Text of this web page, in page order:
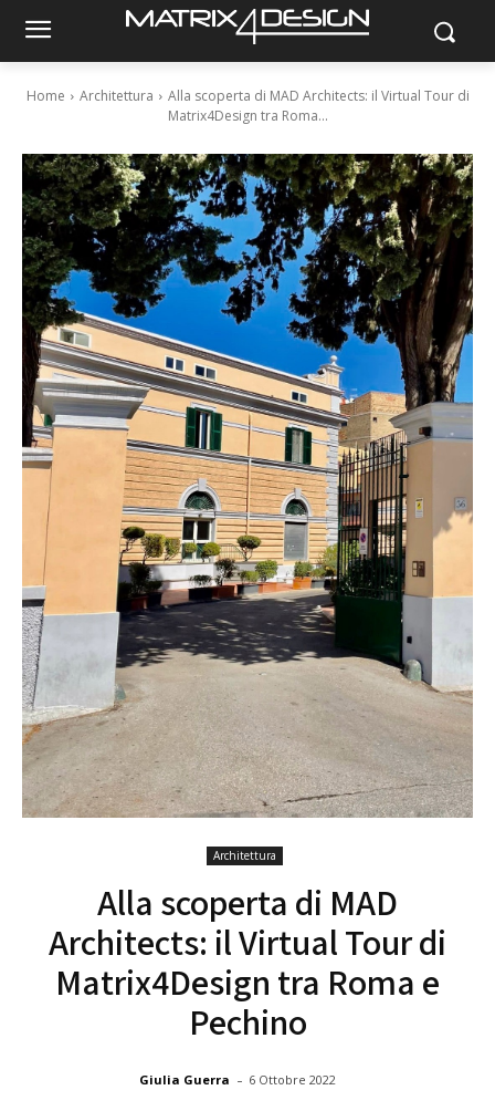
Home Architettura
Alla scoperta di MAD Architects: il Virtual Tour di
Matrix4Design tra Roma...
Architettura
Alla scoperta di MAD
Architects: il Virtual Tour di
Matrix4Design tra Roma e
Pechino
Giulia Guerra - 6 Ottobre 2022